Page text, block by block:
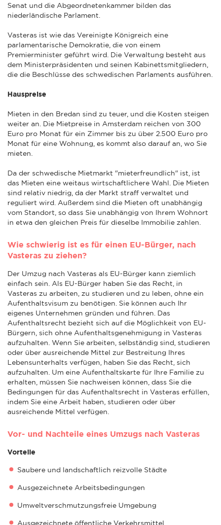
Senat und die Abgeordnetenkammer bilden das
niederländische Parlament.
Vasteras ist wie das Vereinigte Königreich eine
parlamentarische Demokratie, die von einem
Premierminister geführt wird. Die Verwaltung besteht aus
dem Ministerpräsidenten und seinen Kabinettsmitgliedern,
die die Beschlüsse des schwedischen Parlaments ausführen.
Hauspreise
Mieten in den Bredan sind zu teuer, und die Kosten steigen
weiter an. Die Mietpreise in Amsterdam reichen von 300
Euro pro Monat für ein Zimmer bis zu über 2.500 Euro pro
Monat für eine Wohnung, es kommt also darauf an, wo Sie
mieten.
Da der schwedische Mietmarkt "mieterfreundlich" ist, ist
das Mieten eine weitaus wirtschaftlichere Wahl. Die Mieten
sind relativ niedrig, da der Markt straff verwaltet und
reguliert wird. Außerdem sind die Mieten oft unabhängig
vom Standort, so dass Sie unabhängig von Ihrem Wohnort
in etwa den gleichen Preis für dieselbe Immobilie zahlen.
Wie schwierig ist es für einen EU-Bürger, nach
Vasteras zu ziehen?
Der Umzug nach Vasteras als EU-Bürger kann ziemlich
einfach sein. Als EU-Bürger haben Sie das Recht, in
Vasteras zu arbeiten, zu studieren und zu leben, ohne ein
Aufenthaltsvisum zu benötigen. Sie können auch Ihr
eigenes Unternehmen gründen und führen. Das
Aufenthaltsrecht bezieht sich auf die Möglichkeit von EU-
Bürgern, sich ohne Aufenthaltsgenehmigung in Vasteras
aufzuhalten. Wenn Sie arbeiten, selbständig sind, studieren
oder über ausreichende Mittel zur Bestreitung Ihres
Lebensunterhalts verfügen, haben Sie das Recht, sich
aufzuhalten. Um eine Aufenthaltskarte für Ihre Familie zu
erhalten, müssen Sie nachweisen können, dass Sie die
Bedingungen für das Aufenthaltsrecht in Vasteras erfüllen,
indem Sie eine Arbeit haben, studieren oder über
ausreichende Mittel verfügen.
Vor- und Nachteile eines Umzugs nach Vasteras
Vorteile
Saubere und landschaftlich reizvolle Städte
Ausgezeichnete Arbeitsbedingungen
Umweltverschmutzungsfreie Umgebung
Ausgezeichnete öffentliche Verkehrsmittel